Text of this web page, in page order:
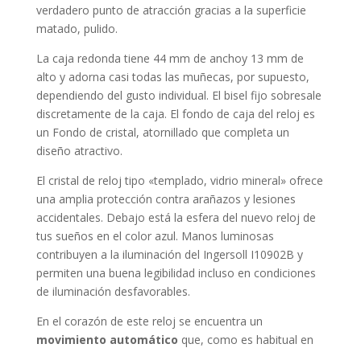
verdadero punto de atracción gracias a la superficie
matado, pulido.
La caja redonda tiene 44 mm de anchoy 13 mm de
alto y adorna casi todas las muñecas, por supuesto,
dependiendo del gusto individual. El bisel fijo sobresale
discretamente de la caja. El fondo de caja del reloj es
un Fondo de cristal, atornillado que completa un
diseño atractivo.
El cristal de reloj tipo «templado, vidrio mineral» ofrece
una amplia protección contra arañazos y lesiones
accidentales. Debajo está la esfera del nuevo reloj de
tus sueños en el color azul. Manos luminosas
contribuyen a la iluminación del Ingersoll I10902B y
permiten una buena legibilidad incluso en condiciones
de iluminación desfavorables.
En el corazón de este reloj se encuentra un
movimiento automático que, como es habitual en